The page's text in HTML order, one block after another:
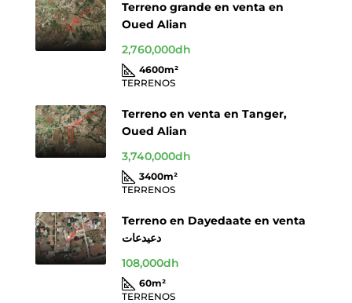
Terreno grande en venta en
Oued Alian
2,760,000dh
4600m²
TERRENOS
Terreno en venta en Tanger,
Oued Alian
3,740,000dh
3400m²
TERRENOS
Terreno en Dayedaate en venta
دعيدعات
108,000dh
60m²
TERRENOS